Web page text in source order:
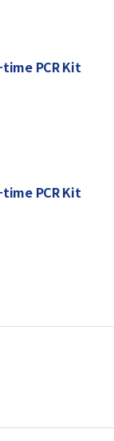
PCR Kit
PCR Kit